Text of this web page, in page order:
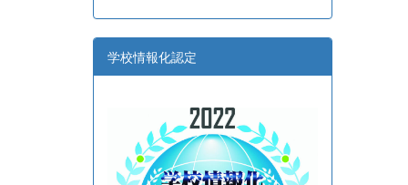
学校情報化認定